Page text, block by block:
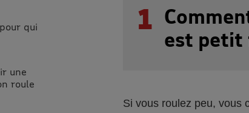
qui
une
roule
1
est petit
Si vous roulez peu, vous